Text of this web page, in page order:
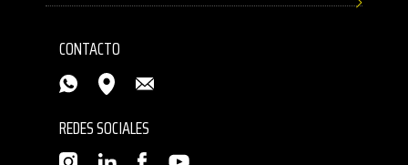
CONTACTO
REDES SOCIALES